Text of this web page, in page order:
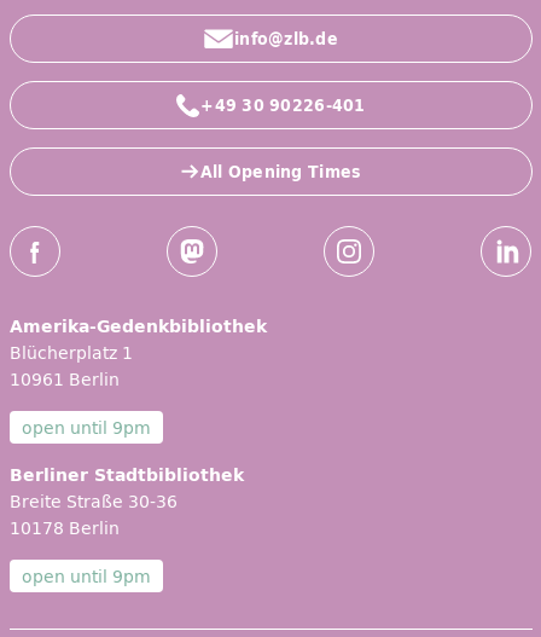
info@zlb.de
+49 30 90226-401
All Opening Times
Social Media
Facebook Mastodon Instagram
Amerika-Gedenkbibliothek
Blücherplatz 1
10961 Berlin
open until 9pm
Berliner Stadtbibliothek
Breite Straße 30-36
10178 Berlin
open until 9pm